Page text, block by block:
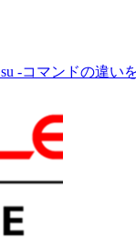
-コマンドの違い